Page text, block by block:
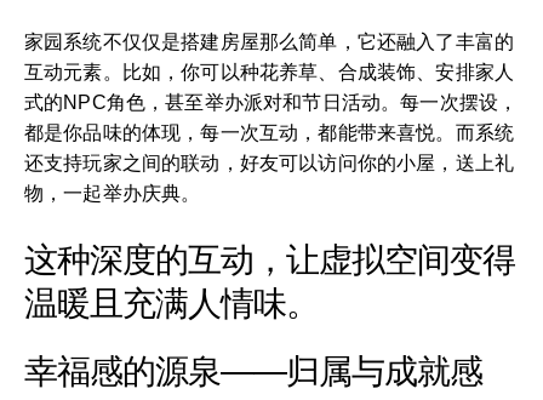
家园系统不仅仅是搭建房屋那么简单，它还融入了丰富的
互动元素。比如，你可以种花养草、合成装饰、安排家人
式的NPC角色，甚至举办派对和节日活动。每一次摆设，
都是你品味的体现，每一次互动，都能带来喜悦。而系统
还支持玩家之间的联动，好友可以访问你的小屋，送上礼
物，一起举办庆典。
这种深度的互动，让虚拟空间变得
温暖且充满人情味。
幸福感的源泉——归属与成就感